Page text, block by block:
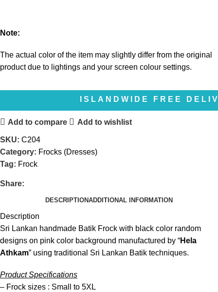
Note:
The actual color of the item may slightly differ from the original
product due to lightings and your screen colour settings.
ISLANDWIDE FREE
Add to compare Add to wishlist
SKU: C204
Category: Frocks (Dresses)
Tag: Frock
Share:
DESCRIPTIONADDITIONAL INFORMATION
Description
Sri Lankan handmade Batik Frock with black color random
designs on pink color background manufactured by “Hela
Athkam” using traditional Sri Lankan Batik techniques.
Product Specifications
– Frock sizes : Small to 5XL